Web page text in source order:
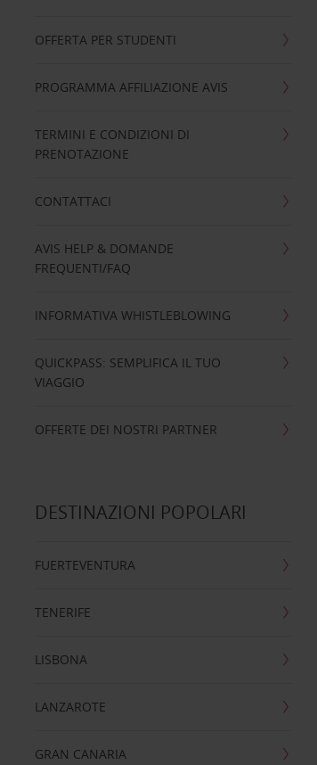
OFFERTA PER STUDENTI
PROGRAMMA AFFILIAZIONE AVIS
TERMINI E CONDIZIONI DI
PRENOTAZIONE
CONTATTACI
AVIS HELP & DOMANDE
FREQUENTI/FAQ
INFORMATIVA WHISTLEBLOWING
QUICKPASS: SEMPLIFICA IL TUO
VIAGGIO
OFFERTE DEI NOSTRI PARTNER
DESTINAZIONI POPOLARI
FUERTEVENTURA
TENERIFE
LISBONA
LANZAROTE
GRAN CANARIA